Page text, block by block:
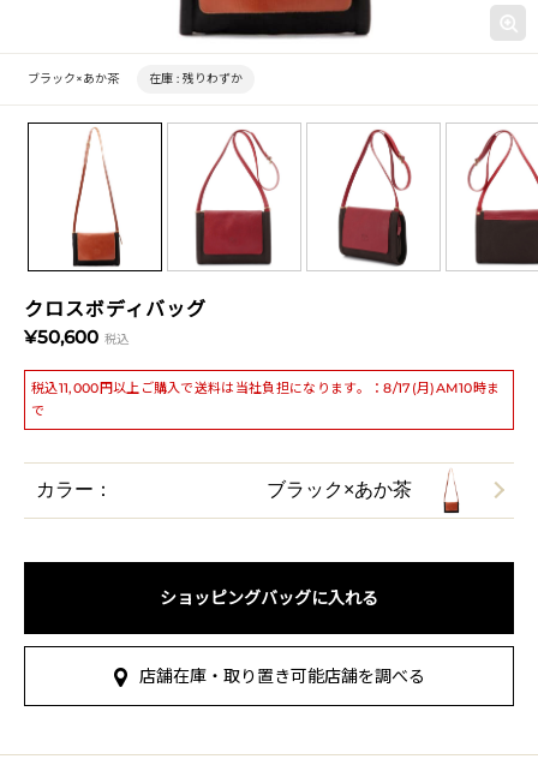
クロスボディバッグ
¥50,600 税込
税込11,000円以上ご購入で送料は当社負担になります。：8/17(月)AM10時ま
で
ブラック×あか茶 在庫 : 残りわずか
カラー： ブラック×あか茶
ショッピングバッグに入れる
店舗在庫・取り置き可能店舗を調べる